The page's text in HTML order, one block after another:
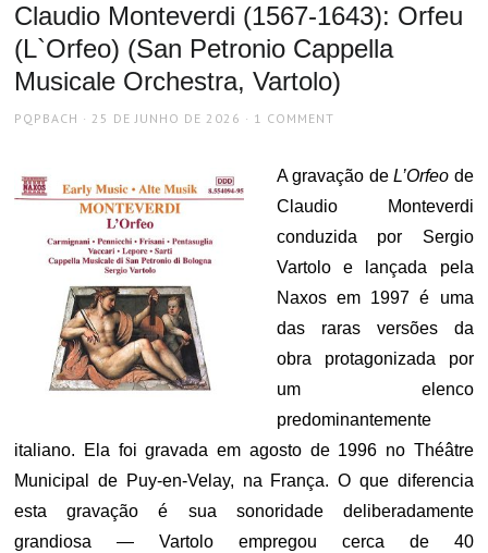
Claudio Monteverdi (1567-1643): Orfeu
(L`Orfeo) (San Petronio Cappella
Musicale Orchestra, Vartolo)
AUTHOR
PQPBACH
POSTED
25 DE JUNHO DE 2026 1 COMMENT
A gravação deL’Orfeo de
Claudio Monteverdi
conduzida por Sergio
Vartolo e lançada pela
Naxos em 1997 é uma
das raras versões da
obra protagonizada por
um elenco
predominantemente
italiano. Ela foi gravada em agosto de 1996 no Théâtre
Municipal de Puy-en-Velay, na França.O que diferencia
esta gravação é sua sonoridade deliberadamente
grandiosa — Vartolo empregou cerca de 40